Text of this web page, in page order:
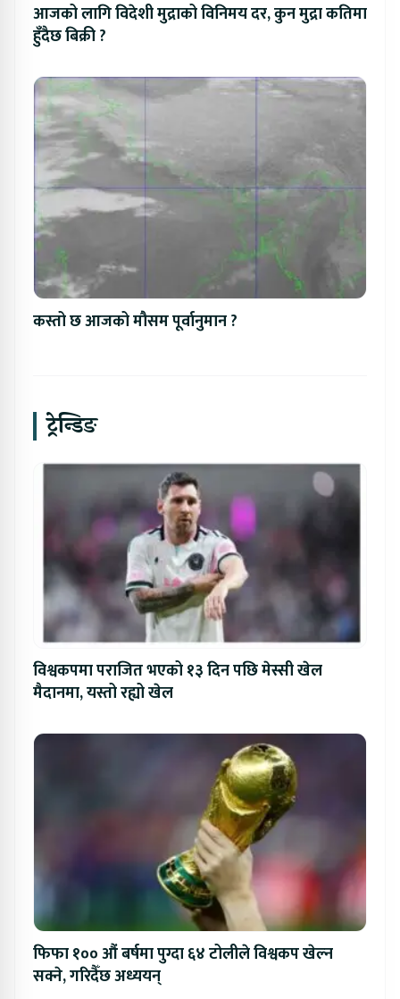
आजको लागि विदेशी मुद्राको विनिमय दर, कुन मुद्रा कतिमा
हुँदैछ बिक्री ?
कस्तो छ आजको मौसम पूर्वानुमान ?
ट्रेन्डिङ
विश्वकपमा पराजित भएको १३ दिन पछि मेस्सी खेल
मैदानमा, यस्तो रह्यो खेल
फिफा १०० औं बर्षमा पुग्दा ६४ टोलीले विश्वकप खेल्न
सक्ने, गरिदैँछ अध्ययन्